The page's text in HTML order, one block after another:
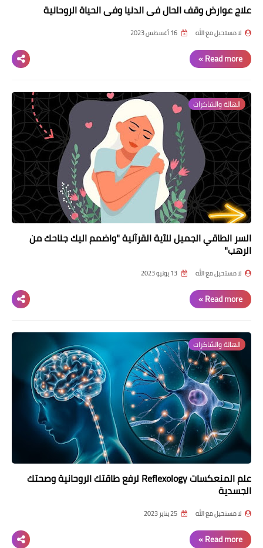
علاج عوارض وقف الحال في الدنيا وفي الحياة الروحانية
لا مستحيل مع الله
Read more »
الهالة والشاكرات
السر الطاقي الجميل للآية القرآنية "واضمم اليك جناحك من
الرهب"
لا مستحيل مع الله
Read more »
الهالة والشاكرات
علم المنعكسات Reflexology لرفع طاقتك الروحانية وصحتك
الجسدية
لا مستحيل مع الله
Read more »